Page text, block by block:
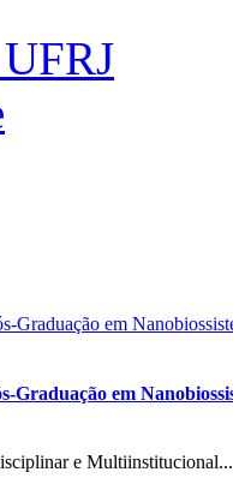
Graduação em
e Multiinstitucional...